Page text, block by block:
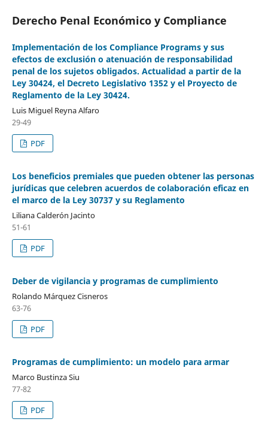
Derecho Penal Económico y Compliance
Implementación de los Compliance Programs y sus
efectos de exclusión o atenuación de responsabilidad
penal de los sujetos obligados. Actualidad a partir de la
Ley 30424, el Decreto Legislativo 1352 y el Proyecto de
Reglamento de la Ley 30424.
Luis Miguel Reyna Alfaro
29-49
PDF
Los beneficios premiales que pueden obtener las personas
jurídicas que celebren acuerdos de colaboración eficaz en
el marco de la Ley 30737 y su Reglamento
Liliana Calderón Jacinto
51-61
PDF
Deber de vigilancia y programas de cumplimiento
Rolando Márquez Cisneros
63-76
PDF
Programas de cumplimiento: un modelo para armar
Marco Bustinza Siu
77-82
PDF